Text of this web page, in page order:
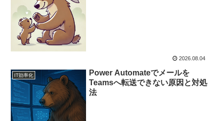
2026.08.04
IT効率化
Power Automateでメールを
Teamsへ転送できない原因と対処
法